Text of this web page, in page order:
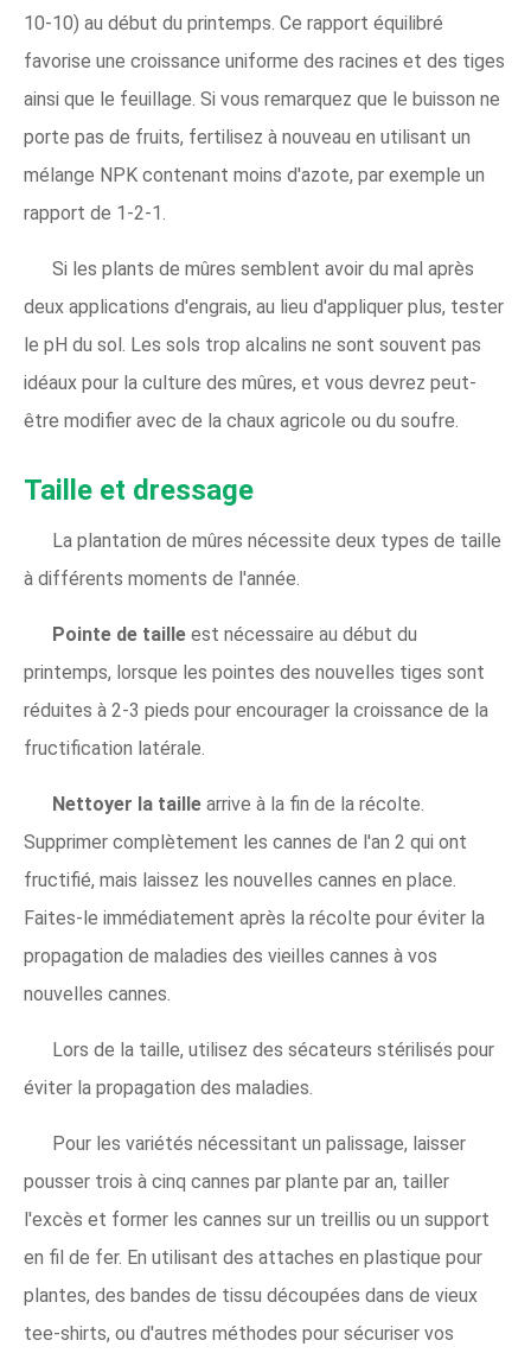
10-10) au début du printemps. Ce rapport équilibré
favorise une croissance uniforme des racines et des tiges
ainsi que le feuillage. Si vous remarquez que le buisson ne
porte pas de fruits, fertilisez à nouveau en utilisant un
mélange NPK contenant moins d'azote, par exemple un
rapport de 1-2-1.
Si les plants de mûres semblent avoir du mal après
deux applications d'engrais, au lieu d'appliquer plus, tester
le pH du sol. Les sols trop alcalins ne sont souvent pas
idéaux pour la culture des mûres, et vous devrez peut-
être modifier avec de la chaux agricole ou du soufre.
Taille et dressage
La plantation de mûres nécessite deux types de taille
à différents moments de l'année.
Pointe de taille est nécessaire au début du
printemps, lorsque les pointes des nouvelles tiges sont
réduites à 2-3 pieds pour encourager la croissance de la
fructification latérale.
Nettoyer la taille arrive à la fin de la récolte.
Supprimer complètement les cannes de l'an 2 qui ont
fructifié, mais laissez les nouvelles cannes en place.
Faites-le immédiatement après la récolte pour éviter la
propagation de maladies des vieilles cannes à vos
nouvelles cannes.
Lors de la taille, utilisez des sécateurs stérilisés pour
éviter la propagation des maladies.
Pour les variétés nécessitant un palissage, laisser
pousser trois à cinq cannes par plante par an, tailler
l'excès et former les cannes sur un treillis ou un support
en fil de fer. En utilisant des attaches en plastique pour
plantes, des bandes de tissu découpées dans de vieux
tee-shirts, ou d'autres méthodes pour sécuriser vos